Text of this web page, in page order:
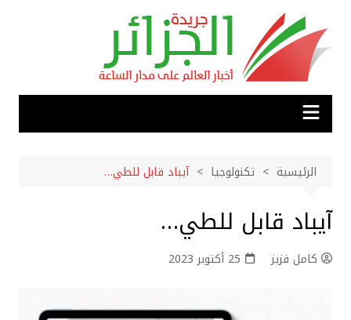
المحتوى
الرئيسية تكنولوجيا آيباد قابل للطي…
آيباد قابل للطي…
كامل فزيز 25 أكتوبر 2023